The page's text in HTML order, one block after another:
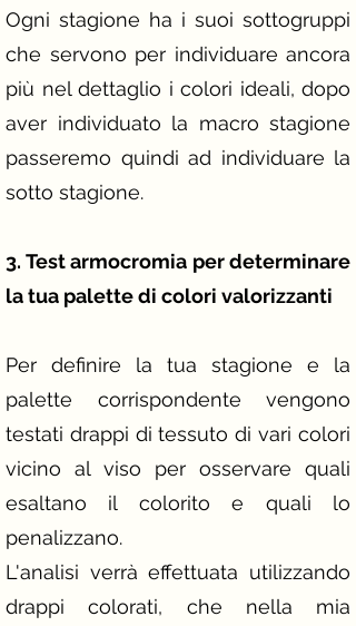
Ogni stagione ha i suoi sottogruppi
che servono per individuare ancora
più nel dettaglio i colori ideali, dopo
aver individuato la macro stagione
passeremo quindi ad individuare la
sotto stagione.
​​3. Test armocromia per determinare
la tua palette di colori valorizzanti
Per definire la tua stagione e la
palette corrispondente vengono
testati drappi di tessuto di vari colori
vicino al viso per osservare quali
esaltano il colorito e quali lo
penalizzano.
L'analisi verrà effettuata utilizzando
drappi colorati, che nella mia